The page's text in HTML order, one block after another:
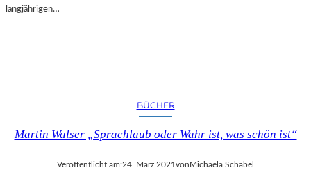
langjährigen…
BÜCHER
Martin Walser „Sprachlaub oder Wahr ist, was schön ist“
Veröffentlicht am:24. März 2021vonMichaela Schabel